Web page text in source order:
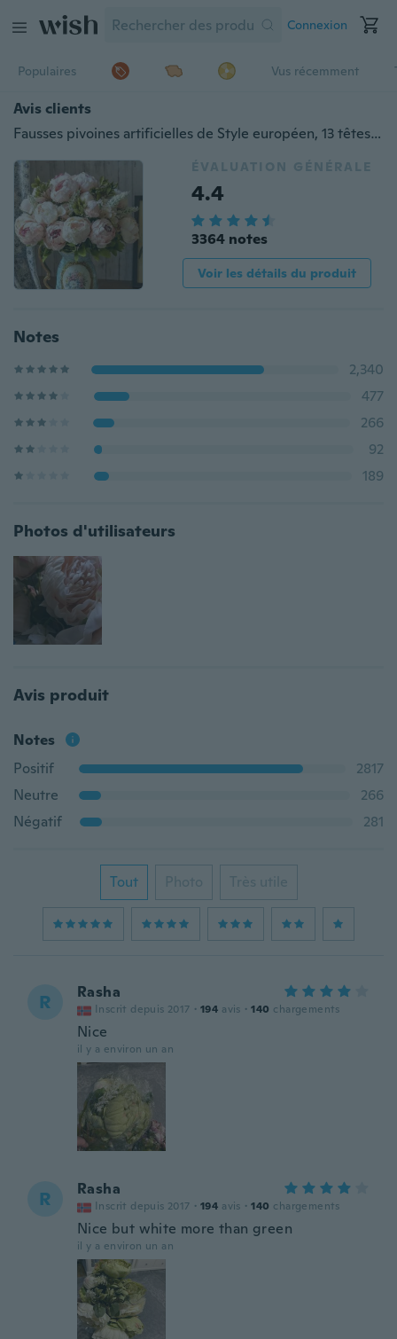
Connexion
Populaires Vus récemment
Avis clients
Fausses pivoines artificielles de Style européen, 13 têtes, fleurs décoratives en soie, pour maison, hôtel, mariage, bureau, jardin
ÉVALUATION GÉNÉRALE
4.4
3364 notes
Voir les détails du produit
Notes
2,340
477
266
92
189
Photos d'utilisateurs
Avis produit
Notes
Positif
2817
Neutre
266
Négatif
281
Tout Photo Très utile
R Rasha
Inscrit depuis 2017 · 194 avis · 140 chargements
Nice
il y a environ un an
R Rasha
Inscrit depuis 2017 · 194 avis · 140 chargements
Nice but white more than green
il y a environ un an